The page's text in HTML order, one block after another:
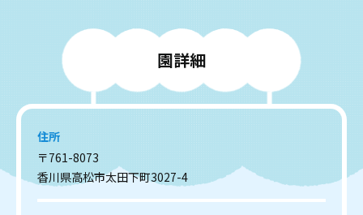
園詳細
住所
〒761-8073
香川県高松市太田下町3027-4